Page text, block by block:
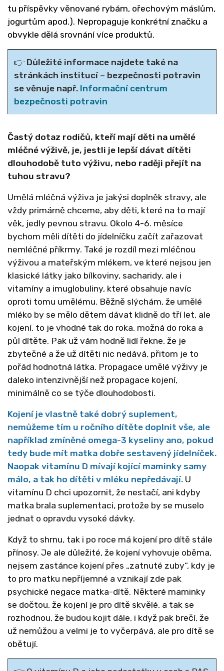
tu příspěvky věnované rybám, ořechovým máslům,
jogurtům apod.). Nepropaguje konkrétní značku a
obvykle dělá srovnání více produktů.
👉 Důležité informace najdete také na
stránkách institucí – bezpečnosti potravin
se věnuje např. Informační centrum
bezpečnosti potravin
Častý dotaz rodičů, kteří mají děti na umělé
mléčné výživě, je, jestli je lepší dávat dítěti
dlouhodobě tuto výživu, nebo raději přejít na
tuhou stravu?
Umělá mléčná výživa je jakýsi doplněk stravy, ale
vždy primárně chceme, aby děti, které na to mají
věk, jedly pevnou stravu. Okolo 4-6. měsíce
bychom měli dítěti do jídelníčku začít zařazovat
nemléčné příkrmy. Také je rozdíl mezi mléčnou
výživou a mateřským mlékem, ve které nejsou jen
klasické látky jako bílkoviny, sacharidy, ale i
vitamíny a imuglobuliny, které obsahuje navíc
oproti tomu umělému. Běžně slýchám, že umělé
mléko by se mělo dětem dávat klidně do tří let, ale
kojení, to je vhodné tak do roka, možná do roka a
půl dítěte. Pak už vám hodně lidí řekne, že je
zbytečné a že už dítěti nic nedává, přitom je to
pořád hodnotná látka. Propagace umělé výživy je
daleko intenzivnější než propagace kojení,
minimálně co se týče dlouhodobosti.
Kojení je vlastně také dobrý suplement,
nemůžeme tím u ročního dítěte doplnit vše, ale
například zmíněné omega-3 kyseliny ano, pokud
tedy bude mít matka dobře sestavený jídelníček.
Naopak vitamínu D mívají kojící maminky samy
málo, a tak ho dítěti v mléku nepředávají. U
vitamínu D chci upozornit, že nestačí, ani kdyby
matka brala suplementaci, protože by se muselo
jednat o opravdu vysoké dávky.
Když to shrnu, tak i po roce má kojení pro dítě stále
přínosy. Je ale důležité, že kojení vyhovuje oběma,
nejsem zastánce kojení přes „zatnuté zuby“, kdy je
to pro matku nepříjemné a vznikají zde pak
psychické negace matka-dítě. Některé maminky
se dočtou, že kojení je pro dítě skvělé, a tak se
rozhodnou, že budou kojit dále, i když pak brečí, že
už nemůžou a velmi je to vyčerpává, ale pro dítě se
obětují.